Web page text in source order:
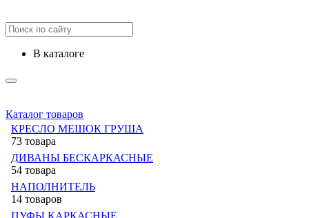
в каталоге
Каталог товаров
КРЕСЛО МЕШОК ГРУША
73 товара
ДИВАНЫ БЕСКАРКАСНЫЕ
54 товара
НАПОЛНИТЕЛЬ
14 товаров
ПУФЫ КАРКАСНЫЕ